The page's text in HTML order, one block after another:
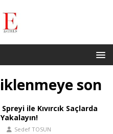
son
ile Kıvırcık Saçlarda
Sedef TOSUN